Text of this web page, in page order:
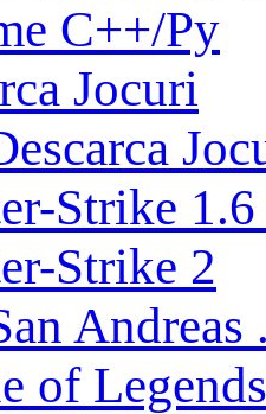
C++/Py
Jocuri
Strike 1.6
Strike 2
Andreas
of Legends